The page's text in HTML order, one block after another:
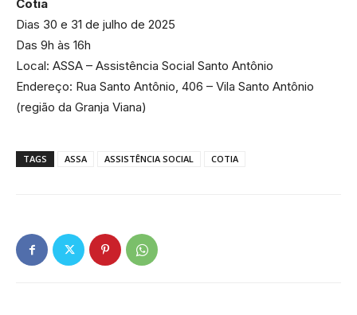
Cotia
Dias 30 e 31 de julho de 2025
Das 9h às 16h
Local: ASSA – Assistência Social Santo Antônio
Endereço: Rua Santo Antônio, 406 – Vila Santo Antônio
(região da Granja Viana)
TAGS ASSA ASSISTÊNCIA SOCIAL COTIA